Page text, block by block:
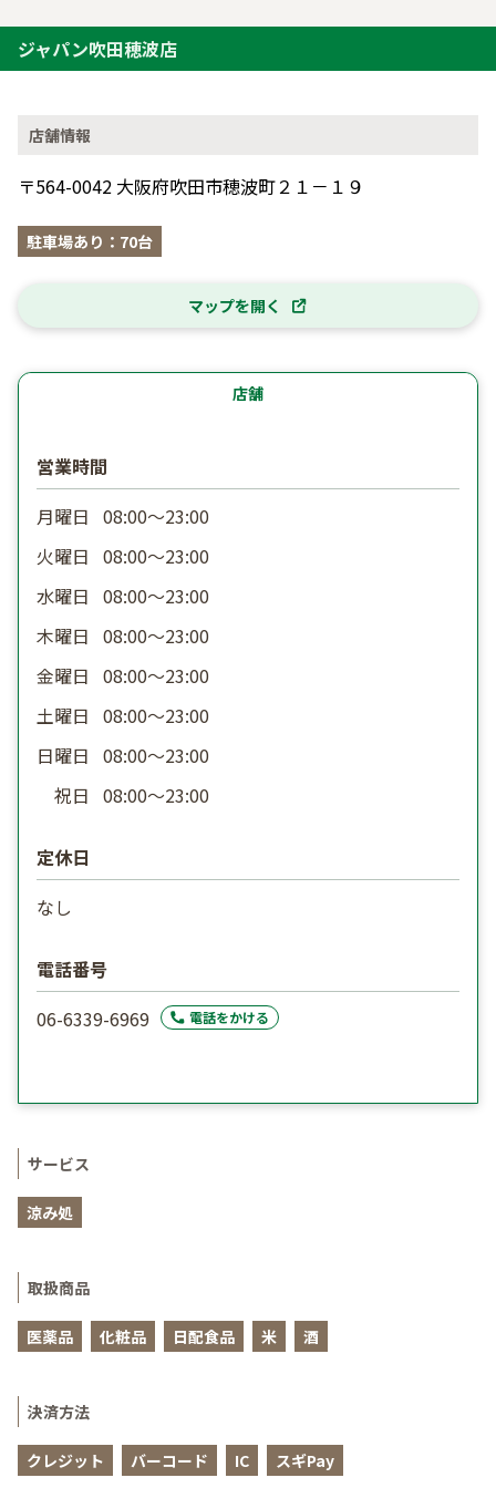
ジャパン吹田穂波店
店舗情報
〒564-0042 大阪府吹田市穂波町２１－１９
駐車場あり：70台
マップを開く
店舗
営業時間
月曜日 08:00〜23:00
火曜日 08:00〜23:00
水曜日 08:00〜23:00
木曜日 08:00〜23:00
金曜日 08:00〜23:00
土曜日 08:00〜23:00
日曜日 08:00〜23:00
祝日 08:00〜23:00
定休日
なし
電話番号
06-6339-6969
電話をかける
サービス
涼み処
取扱商品
医薬品 化粧品 日配食品 米 酒
決済方法
クレジット バーコード IC スギPay